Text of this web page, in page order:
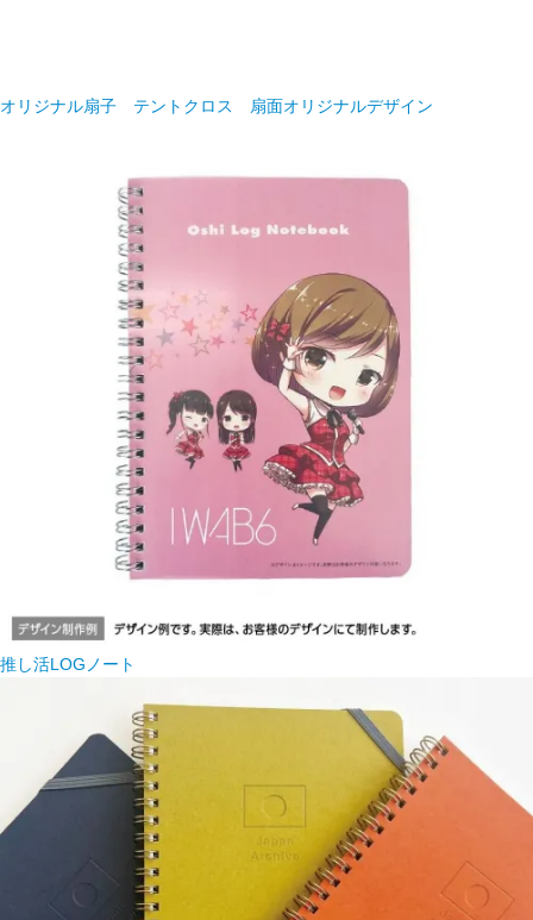
オリジナル扇子 テントクロス 扇面オリジナルデザイン
推し活LOGノート